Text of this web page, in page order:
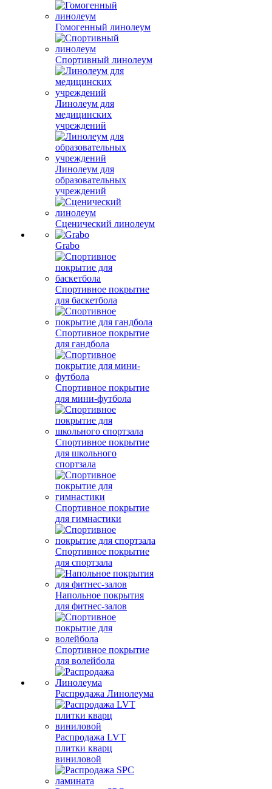
Гомогенный линолеум
Спортивный линолеум
Линолеум для
медицинских
учреждений
Линолеум для
образовательных
учреждений
Сценический линолеум
Grabo
Спортивное покрытие
для баскетбола
Спортивное покрытие
для гандбола
Спортивное покрытие
для мини-футбола
Спортивное покрытие
для школьного
спортзала
Спортивное покрытие
для гимнастики
Спортивное покрытие
для спортзала
Напольное покрытия
для фитнес-залов
Спортивное покрытие
для волейбола
Распродажа Линолеума
Распродажа LVT
плитки кварц
виниловой